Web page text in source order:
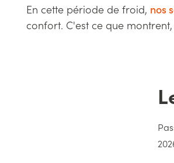
En cette période de froid, nos
confort. C'est ce que
Titre